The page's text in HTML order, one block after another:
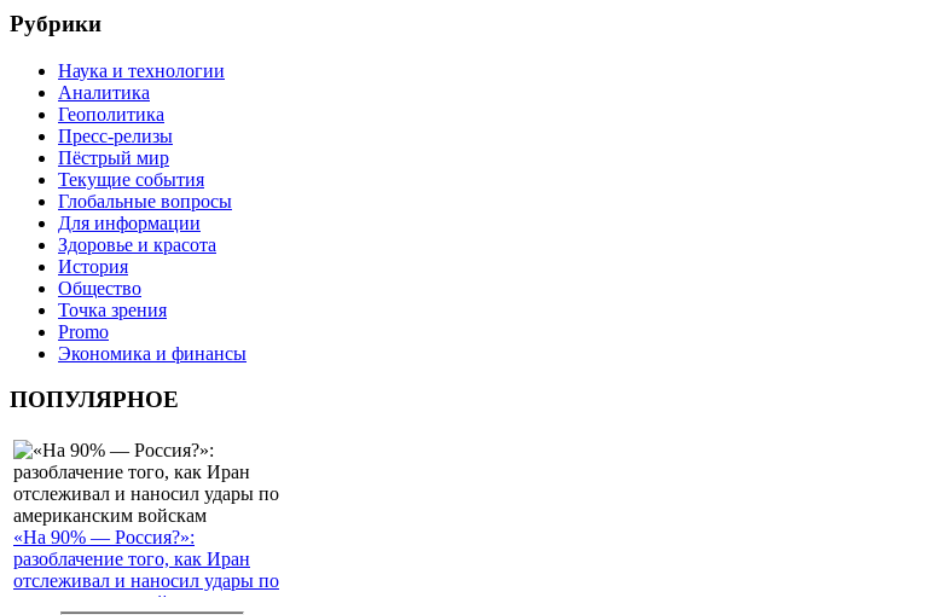
Рубрики
Наука и технологии
Аналитика
Геополитика
Пресс-релизы
Пёстрый мир
Текущие события
Глобальные вопросы
Для информации
Здоровье и красота
История
Общество
Точка зрения
Promo
Экономика и финансы
ПОПУЛЯРНОЕ
«На 90% — Россия?»:
разоблачение того, как Иран
отслеживал и наносил удары по
американским войскам